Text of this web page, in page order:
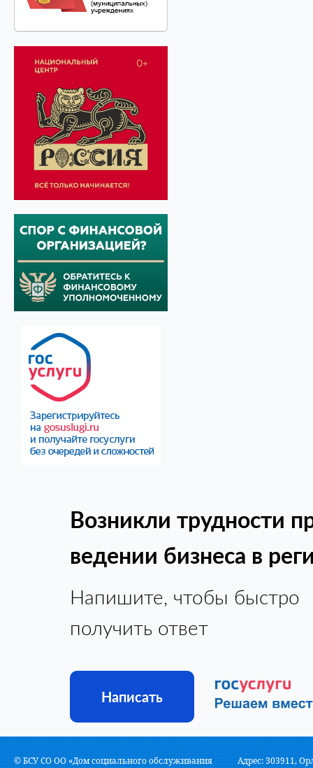
Возникли трудности
ведении бизнеса в
Напишите, чтобы быстро
получить ответ
Написать
© БСУ СО ОО «Дом социального обслуживания
Адрес: 303911,